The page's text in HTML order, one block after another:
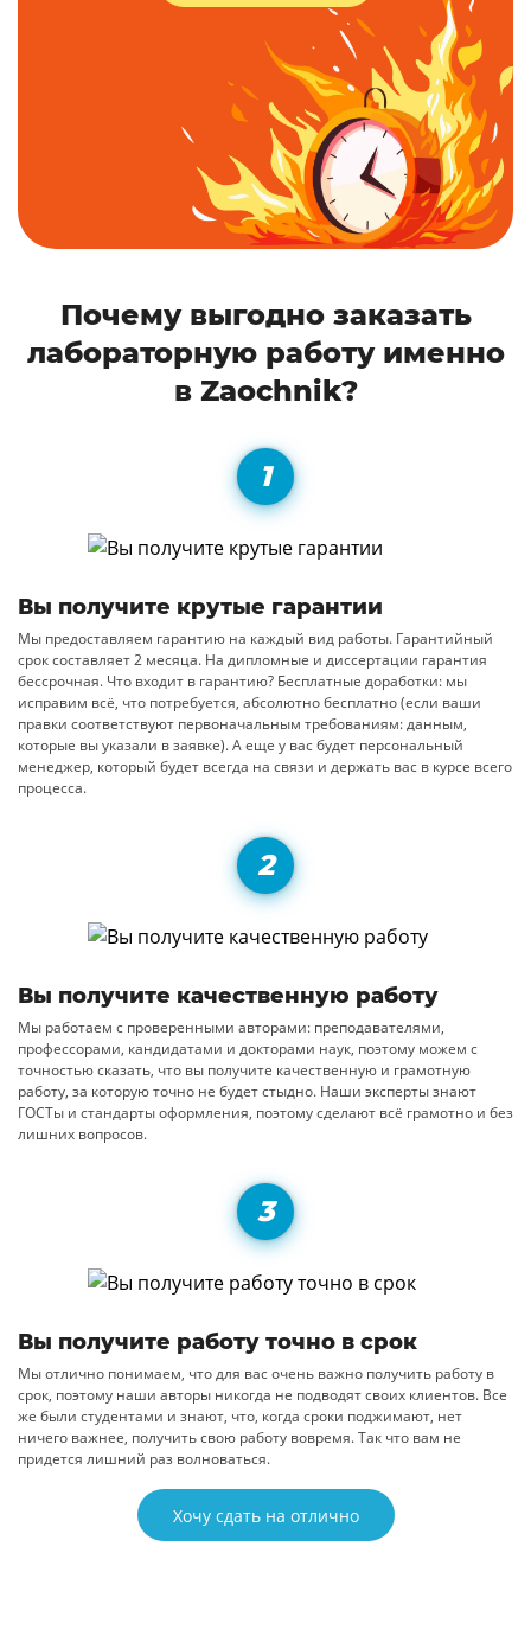
Почему выгодно заказать
лабораторную работу именно
в Zaochnik?
Вы получите крутые гарантии
Мы предоставляем гарантию на каждый вид работы. Гарантийный
срок составляет 2 месяца. На дипломные и диссертации гарантия
бессрочная. Что входит в гарантию? Бесплатные доработки: мы
исправим всё, что потребуется, абсолютно бесплатно (если ваши
правки соответствуют первоначальным требованиям: данным,
которые вы указали в заявке). А еще у вас будет персональный
менеджер, который будет всегда на связи и держать вас в курсе всего
процесса.
Вы получите качественную работу
Мы работаем с проверенными авторами: преподавателями,
профессорами, кандидатами и докторами наук, поэтому можем с
точностью сказать, что вы получите качественную и грамотную
работу, за которую точно не будет стыдно. Наши эксперты знают
ГОСТы и стандарты оформления, поэтому сделают всё грамотно и без
лишних вопросов.
Вы получите работу точно в срок
Мы отлично понимаем, что для вас очень важно получить работу в
срок, поэтому наши авторы никогда не подводят своих клиентов. Все
же были студентами и знают, что, когда сроки поджимают, нет
ничего важнее, получить свою работу вовремя. Так что вам не
придется лишний раз волноваться.
Хочу сдать на отлично